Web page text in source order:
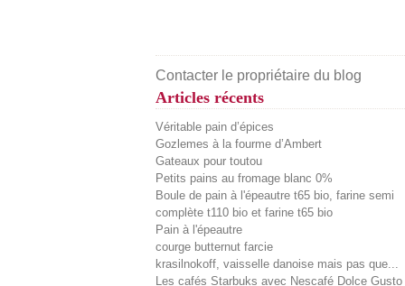
Contacter le propriétaire du blog
Articles récents
Véritable pain d’épices
Gozlemes à la fourme d’Ambert
Gateaux pour toutou
Petits pains au fromage blanc 0%
Boule de pain à l'épeautre t65 bio, farine semi
complète t110 bio et farine t65 bio
Pain à l'épeautre
courge butternut farcie
krasilnokoff, vaisselle danoise mais pas que...
Les cafés Starbuks avec Nescafé Dolce Gusto